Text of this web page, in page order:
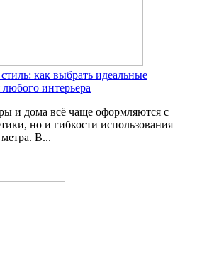
как выбрать идеальные
интерьера
и дома всё чаще оформляются с
но и гибкости использования
В...